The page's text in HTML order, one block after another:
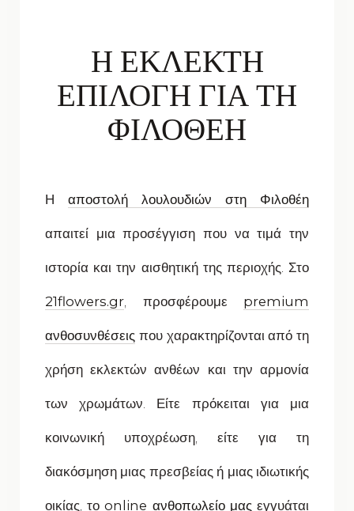
Η ΕΚΛΕΚΤΗ
ΕΠΙΛΟΓΗ ΓΙΑ ΤΗ
ΦΙΛΟΘΕΗ
Η αποστολή λουλουδιών στη Φιλοθέη
απαιτεί μια προσέγγιση που να τιμά την
ιστορία και την αισθητική της περιοχής. Στο
21flowers.gr, προσφέρουμε premium
ανθοσυνθέσειςπου χαρακτηρίζονται από τη
χρήση εκλεκτών ανθέων και την αρμονία
των χρωμάτων. Είτε πρόκειται για μια
κοινωνική υποχρέωση, είτε για τη
διακόσμηση μιας πρεσβείας ή μιας ιδιωτικής
οικίας, τοonline ανθοπωλείο μαςεγγυάται